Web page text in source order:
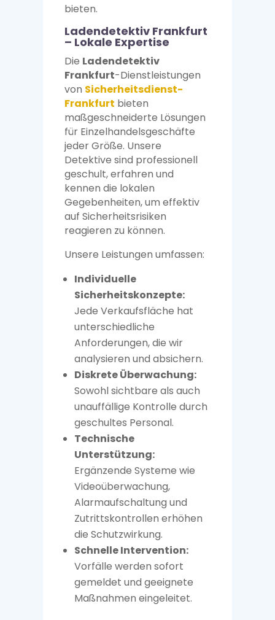
bieten.
Ladendetektiv Frankfurt
– Lokale Expertise
Die Ladendetektiv
Frankfurt-Dienstleistungen
von Sicherheitsdienst-
Frankfurt bieten
maßgeschneiderte Lösungen
für Einzelhandelsgeschäfte
jeder Größe. Unsere
Detektive sind professionell
geschult, erfahren und
kennen die lokalen
Gegebenheiten, um effektiv
auf Sicherheitsrisiken
reagieren zu können.
Unsere Leistungen umfassen:
Individuelle
Sicherheitskonzepte:
Jede Verkaufsfläche hat
unterschiedliche
Anforderungen, die wir
analysieren und absichern.
Diskrete Überwachung:
Sowohl sichtbare als auch
unauffällige Kontrolle durch
geschultes Personal.
Technische
Unterstützung:
Ergänzende Systeme wie
Videoüberwachung,
Alarmaufschaltung und
Zutrittskontrollen erhöhen
die Schutzwirkung.
Schnelle Intervention:
Vorfälle werden sofort
gemeldet und geeignete
Maßnahmen eingeleitet.